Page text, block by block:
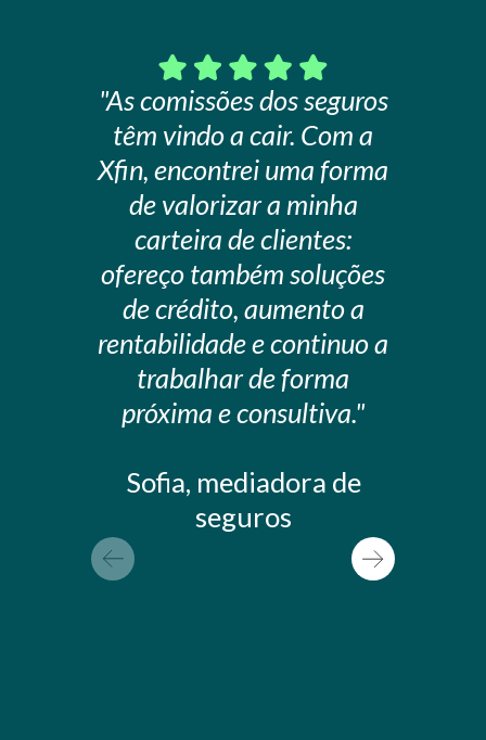
"As comissões dos seguros
têm vindo a cair. Com a
Xfin, encontrei uma forma
de valorizar a minha
carteira de clientes:
ofereço também soluções
de crédito, aumento a
rentabilidade e continuo a
trabalhar de forma
próxima e consultiva."
Sofia, mediadora de
seguros